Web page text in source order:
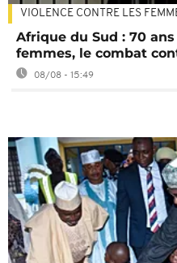
VIOLENCE CONTRE LES
Afrique du Sud : 70
femmes, le combat
08/08 - 15:49